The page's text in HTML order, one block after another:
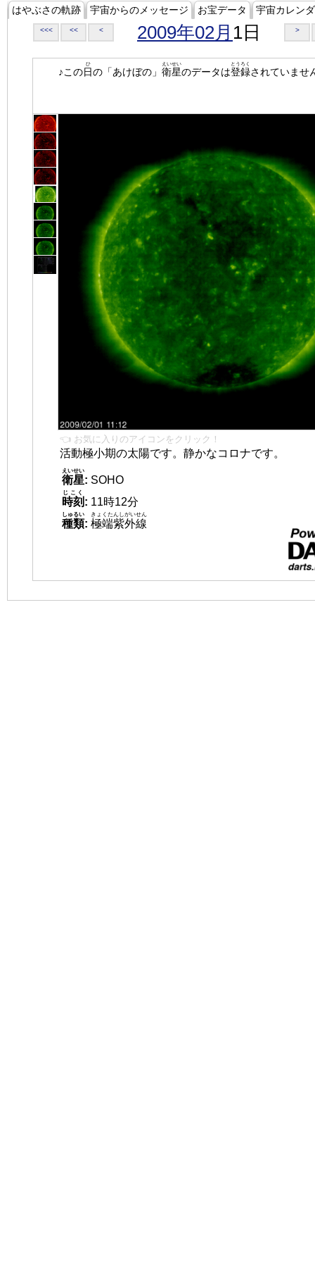
はやぶさの軌跡 宇宙からのメッセージ お宝データ 宇宙カレン
<<< << < 2009年02月 1日 >
♪この日
ひ
の「あけぼの」 衛星
えいせい
のデータは登録
とうろく
されていませ
👈 お気に入りのアイコンをクリック！
活動極小期の太陽です。静かなコロナです。
衛星
えいせい
: SOHO
時刻
じこく
: 11時12分
種類
しゅるい
: 極端紫外線
きょくたんしがいせん